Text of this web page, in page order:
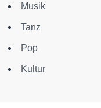
Musik
Tanz
Pop
Kultur